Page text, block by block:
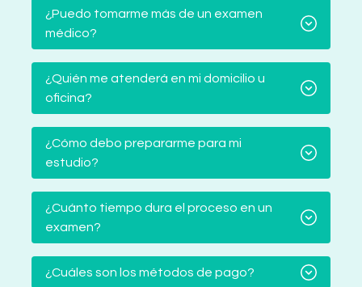
¿Puedo tomarme más de un examen
médico?
¿Quién me atenderá en mi domicilio u
oficina?
¿Cómo debo prepararme para mi
estudio?
¿Cuánto tiempo dura el proceso en un
examen?
¿Cuáles son los métodos de pago?